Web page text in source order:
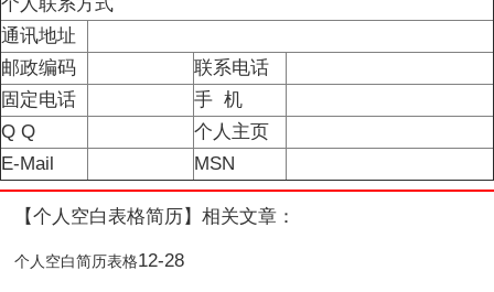
通讯地址
邮政编码
联系电话
固定电话
手 机
Q Q
个人主页
E-Mail
MSN
【个人空白表格简历】相关文章：
个人空白简历表格12-28